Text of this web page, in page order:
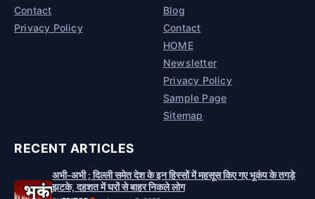
Contact
Privacy Policy
Blog
Contact
HOME
Newsletter
Privacy Policy
Sample Page
Sitemap
RECENT ARTICLES
अभी-अभी ; दिल्ली समेत देश के इन हिस्सों में महसूस किए गए भूकंप के तगड़े
झटके, दहशत में घरों से बाहर निकले लोग